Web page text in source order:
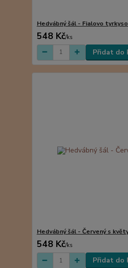
Hedvábný šál - Fialovo
548 Kč/ks
Přidat do
Hedvábný šál - Červený s
548 Kč/ks
Přidat do